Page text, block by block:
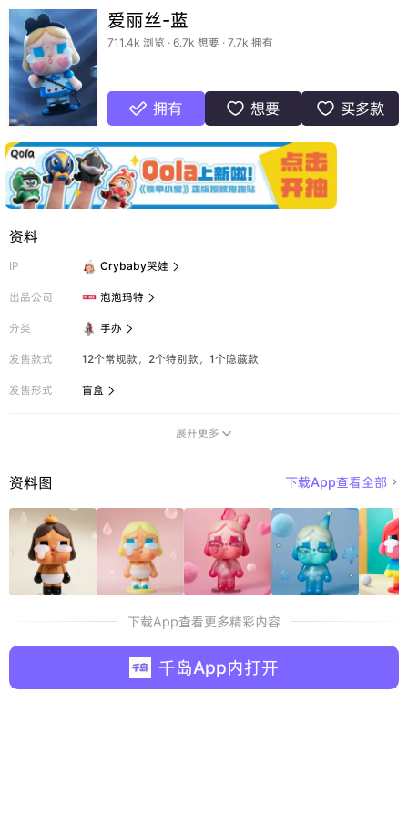
爱丽丝-蓝
711.4k 浏览 · 6.7k 想要 · 7.7k 拥有
 拥有  想要  买多款
资料
IP Crybaby哭娃 
出品公司 泡泡玛特 
分类 手办 
发售款式 12个常规款，2个特别款，1个隐藏款
发售形式 盲盒 
展开更多 
资料图 下载App查看全部 
下载App查看更多精彩内容
千岛App内打开